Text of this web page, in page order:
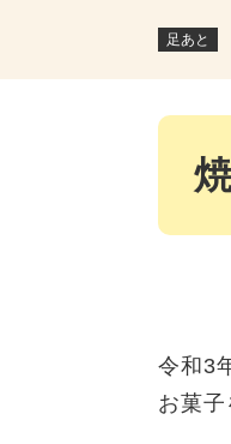
足あと
令和3
お菓子